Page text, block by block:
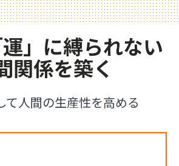
」に縛られない
関係を築く
て人間の生産性を高める